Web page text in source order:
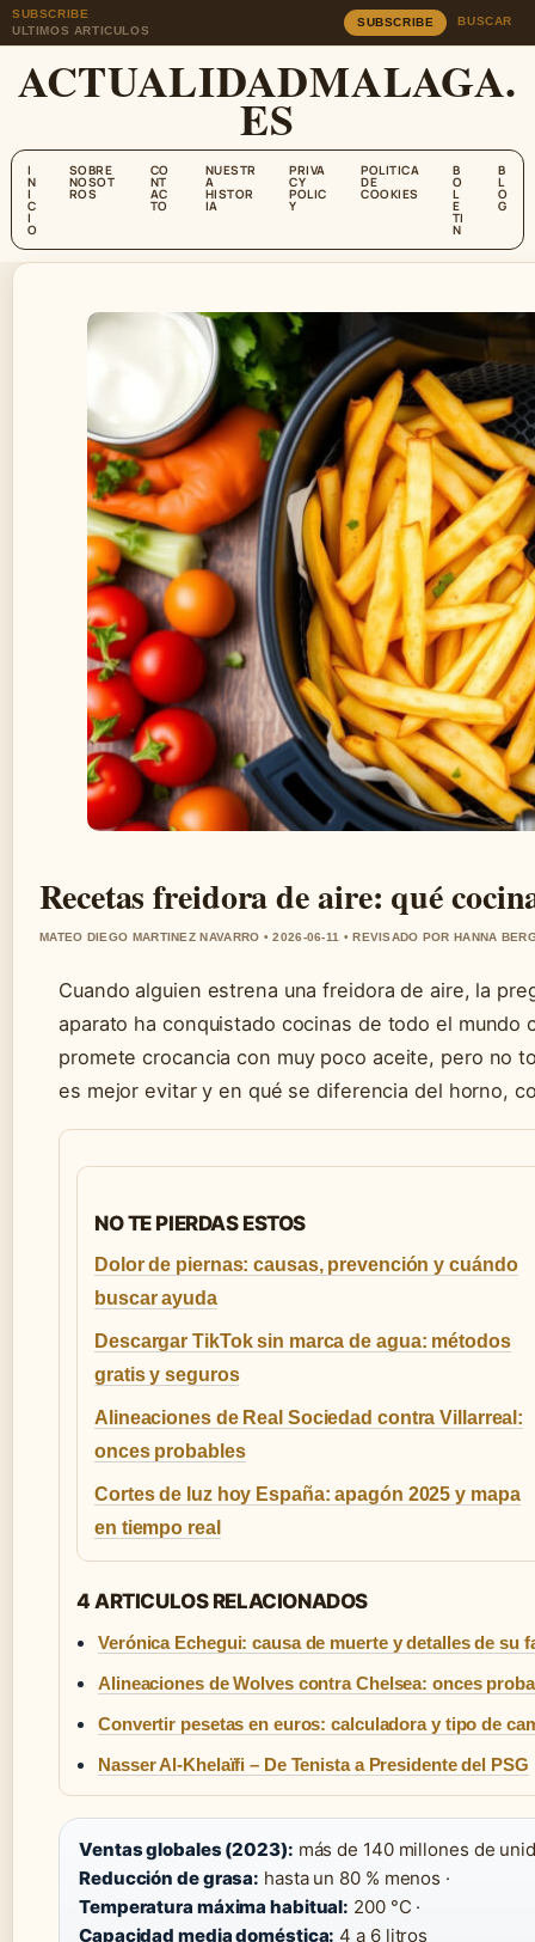
SUBSCRIBE
ULTIMOS ARTICULOS
SUBSCRIBE BUSCAR
ACTUALIDADMALAGA.
ES
I
N
I
C
I
O
SOBRE
NOSOT
ROS
CO
NT
AC
TO
NUESTR
A
HISTOR
IA
PRIVA
CY
POLIC
Y
POLITICA
DE
COOKIES
B
O
L
E
TI
N
B
L
O
G
Recetas freidora de aire: qué
MATEO DIEGO MARTINEZ NAVARRO • 2026-06-11 • REVISADO POR HANNA
Cuando alguien estrena una freidora de aire, la
aparato ha conquistado cocinas de todo el mundo
promete crocancia con muy poco aceite, pero no
es mejor evitar y en qué se diferencia del horno,
NO TE PIERDAS ESTOS
Dolor de piernas: causas, prevención y cuándo
buscar ayuda
Descargar TikTok sin marca de agua: métodos
gratis y seguros
Alineaciones de Real Sociedad contra Villarreal:
onces probables
Cortes de luz hoy España: apagón 2025 y mapa
en tiempo real
4 ARTICULOS RELACIONADOS
Verónica Echegui: causa de muerte y detalles de su
Alineaciones de Wolves contra Chelsea: onces
Convertir pesetas en euros: calculadora y tipo de
Nasser Al-Khelaïfi – De Tenista a Presidente del PSG
Ventas globales (2023): más de 140 millones de
Reducción de grasa: hasta un 80 % menos ·
Temperatura máxima habitual: 200 °C ·
Capacidad media doméstica: 4 a 6 litros